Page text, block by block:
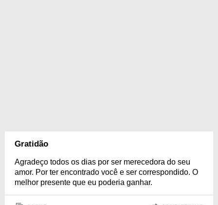
Gratidão
Agradeço todos os dias por ser merecedora do seu
amor. Por ter encontrado você e ser correspondido. O
melhor presente que eu poderia ganhar.